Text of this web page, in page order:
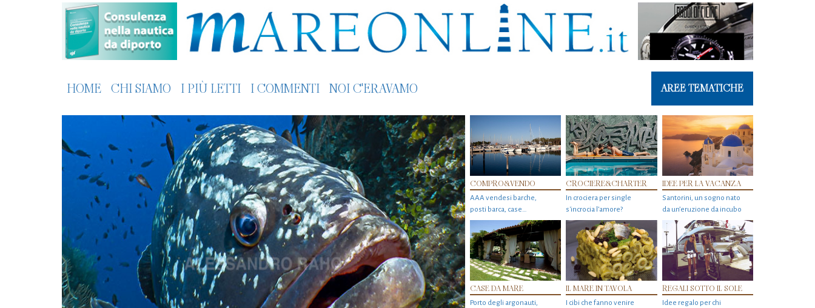
HOME CHI SIAMO I PIÙ LETTI I COMMENTI NOI C'ERAVAMO AREE TEMATICHE
COMPRO&VENDO
AAA vendesi barche,
posti barca, case…
CROCIERE&CHARTER
In crociera per single
s'incrocia l’amore?
IDEE PER LA VACANZA
Santorini, un sogno nato
da un’eruzione da incubo
CASE DA MARE
Porto degli argonauti,
IL MARE IN TAVOLA
I cibi che fanno venire
REGALI SOTTO IL SOLE
Idee regalo per chi